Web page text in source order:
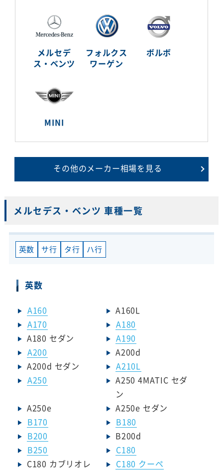
メルセデ
ス・ベンツ
フォルクス
ワーゲン
ボルボ
MINI
その他のメーカー相場を見る
メルセデス・ベンツ 車種一覧
英数 サ行 タ行 ハ行
英数
A160
A160L
A170
A180
A180 セダン
A190
A200
A200d
A200d セダン
A210L
A250
A250 4MATIC セダ
ン
A250e
A250e セダン
B170
B180
B200
B200d
B250
C180
C180 カブリオレ
C180 クーペ